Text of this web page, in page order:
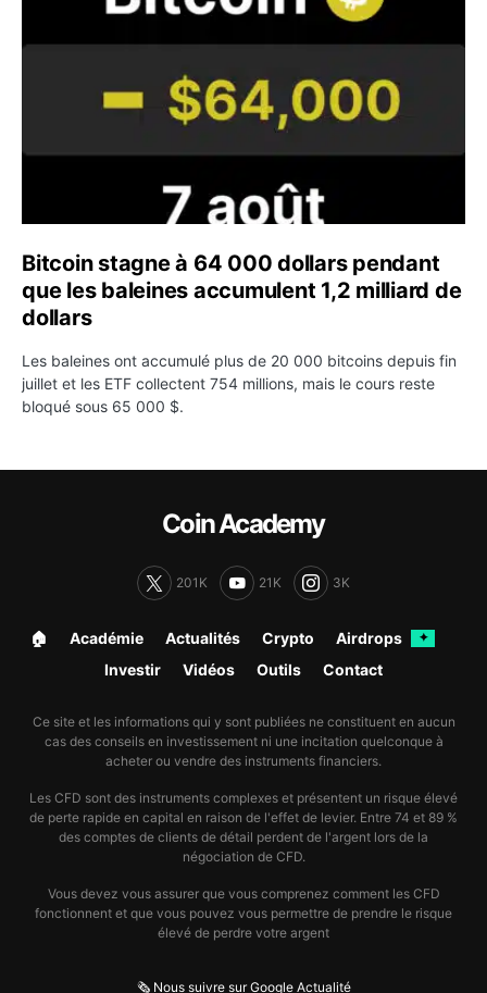
Bitcoin stagne à 64 000 dollars pendant
que les baleines accumulent 1,2 milliard de
dollars
Les baleines ont accumulé plus de 20 000 bitcoins depuis fin
juillet et les ETF collectent 754 millions, mais le cours reste
bloqué sous 65 000 $.
Coin Academy
201K 21K 3K
🏠︎ Académie Actualités Crypto Airdrops ✦
Investir Vidéos Outils Contact
Ce site et les informations qui y sont publiées ne constituent en aucun
cas des conseils en investissement ni une incitation quelconque à
acheter ou vendre des instruments financiers.
Les CFD sont des instruments complexes et présentent un risque élevé
de perte rapide en capital en raison de l'effet de levier. Entre 74 et 89 %
des comptes de clients de détail perdent de l'argent lors de la
négociation de CFD.
Vous devez vous assurer que vous comprenez comment les CFD
fonctionnent et que vous pouvez vous permettre de prendre le risque
élevé de perdre votre argent
🗞️ Nous suivre sur Google Actualité